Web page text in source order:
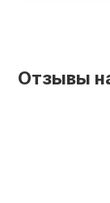
Отзывы